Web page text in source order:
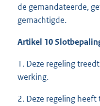
de gemandateerde,
gemachtigde.
Artikel 10
1. Deze regeling
werking.
2. Deze regeling